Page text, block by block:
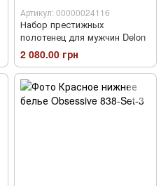
Артикул: 00000024116
Набор престижных
полотенец для мужчин Delon
2 080.00 грн